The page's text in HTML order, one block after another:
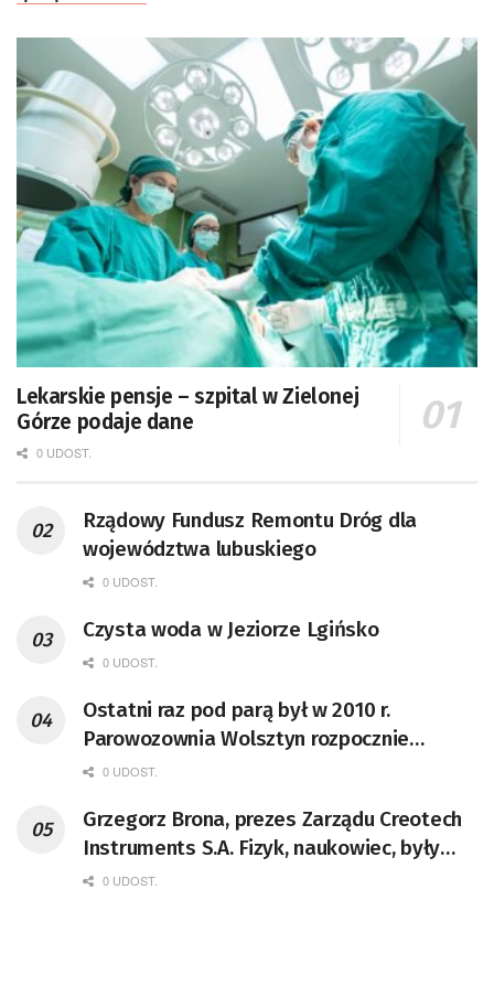
Lekarskie pensje – szpital w Zielonej
Górze podaje dane
0 UDOST.
Rządowy Fundusz Remontu Dróg dla
województwa lubuskiego
0 UDOST.
Czysta woda w Jeziorze Lgińsko
0 UDOST.
Ostatni raz pod parą był w 2010 r.
Parowozownia Wolsztyn rozpocznie
remont unikatowego Tr5-65
0 UDOST.
Grzegorz Brona, prezes Zarządu Creotech
Instruments S.A. Fizyk, naukowiec, były
pracownik CERN w Genewie,
0 UDOST.